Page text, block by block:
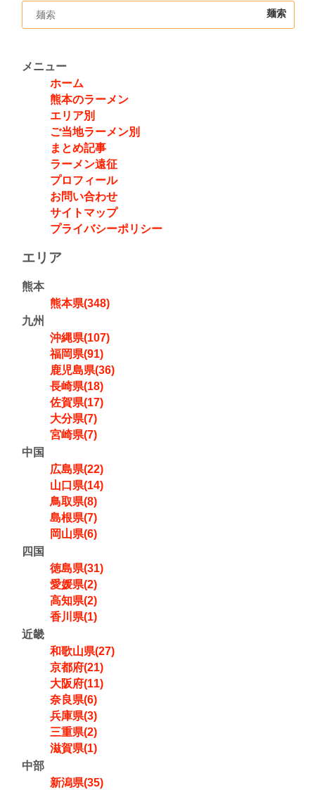
メニュー
ホーム
熊本のラーメン
エリア別
ご当地ラーメン別
まとめ記事
ラーメン遠征
プロフィール
お問い合わせ
サイトマップ
プライバシーポリシー
エリア
熊本
熊本県(348)
九州
沖縄県(107)
福岡県(91)
鹿児島県(36)
長崎県(18)
佐賀県(17)
大分県(7)
宮崎県(7)
中国
広島県(22)
山口県(14)
鳥取県(8)
島根県(7)
岡山県(6)
四国
徳島県(31)
愛媛県(2)
高知県(2)
香川県(1)
近畿
和歌山県(27)
京都府(21)
大阪府(11)
奈良県(6)
兵庫県(3)
三重県(2)
滋賀県(1)
中部
新潟県(35)